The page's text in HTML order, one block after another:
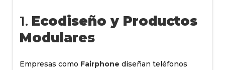
1. Ecodiseño y Productos
Modulares
Empresas como Fairphone diseñan teléfonos